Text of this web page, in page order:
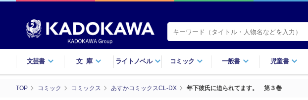
文芸書 文庫 ライトノベル コミック 一般書 児童書
TOP コミック コミックス あすかコミックスCL-DX 年下彼氏に迫られてます。 第３巻